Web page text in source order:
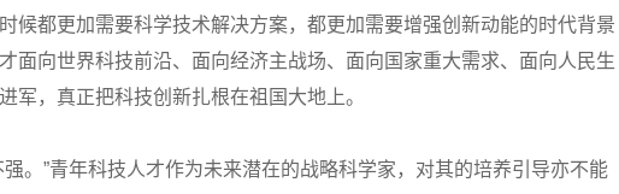
候都更加需要科学技术解决方案，都更加需要增强创新动能的时代背景
面向世界科技前沿、面向经济主战场、面向国家重大需求、面向人民生
军，真正把科技创新扎根在祖国大地上。
”青年科技人才作为未来潜在的战略科学家，对其的培养引导亦不能